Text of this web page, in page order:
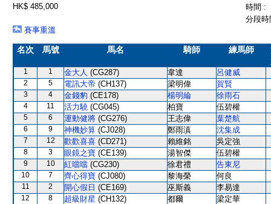
HK$ 485,000
時間 :
分段
賽事重溫
名次 馬號 馬名 騎師 練馬師
1 1 金大人 (CG287) 韋達 呂健威
2 5 電訊大帝 (CH137) 梁明偉 賀賢
3 4 金錢豹 (CE178) 楊明綸 徐雨石
4 11 活力驍 (CG045) 柏寶 伍碧權
5 6 運動健將 (CG276) 王志偉 葉楚航
6 9 神機妙算 (CJ028) 鄭雨滇 沈集成
7 12 歡歡喜喜 (CD271) 賴維銘 吳定強
8 3 眼鏡之寶 (CE139) 湯智傑 伍碧權
9 10 紅噹噹 (CG230) 徐君禮 告東尼
10 7 齊心得寶 (CJ080) 黎海榮 何良
11 2 開心假日 (CE169) 巫斯義 李易達
12 8 超級財星 (CH132) 都爾 梁定華